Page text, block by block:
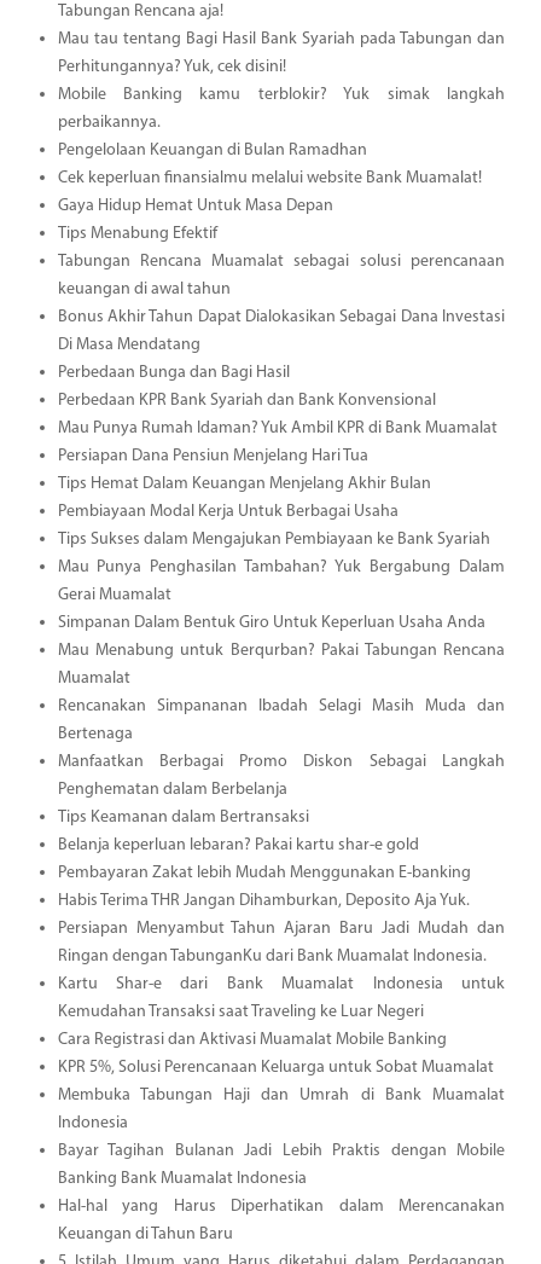
Tabungan Rencana aja!
Mau tau tentang Bagi Hasil Bank Syariah pada Tabungan dan
Perhitungannya? Yuk, cek disini!
Mobile Banking kamu terblokir? Yuk simak langkah
perbaikannya.
Pengelolaan Keuangan di Bulan Ramadhan
Cek keperluan finansialmu melalui website Bank Muamalat!
Gaya Hidup Hemat Untuk Masa Depan
Tips Menabung Efektif
Tabungan Rencana Muamalat sebagai solusi perencanaan
keuangan di awal tahun
Bonus Akhir Tahun Dapat Dialokasikan Sebagai Dana Investasi
Di Masa Mendatang
Perbedaan Bunga dan Bagi Hasil
Perbedaan KPR Bank Syariah dan Bank Konvensional
Mau Punya Rumah Idaman? Yuk Ambil KPR di Bank Muamalat
Persiapan Dana Pensiun Menjelang Hari Tua
Tips Hemat Dalam Keuangan Menjelang Akhir Bulan
Pembiayaan Modal Kerja Untuk Berbagai Usaha
Tips Sukses dalam Mengajukan Pembiayaan ke Bank Syariah
Mau Punya Penghasilan Tambahan? Yuk Bergabung Dalam
Gerai Muamalat
Simpanan Dalam Bentuk Giro Untuk Keperluan Usaha Anda
Mau Menabung untuk Berqurban? Pakai Tabungan Rencana
Muamalat
Rencanakan Simpananan Ibadah Selagi Masih Muda dan
Bertenaga
Manfaatkan Berbagai Promo Diskon Sebagai Langkah
Penghematan dalam Berbelanja
Tips Keamanan dalam Bertransaksi
Belanja keperluan lebaran? Pakai kartu shar-e gold
Pembayaran Zakat lebih Mudah Menggunakan E-banking
Habis Terima THR Jangan Dihamburkan, Deposito Aja Yuk.
Persiapan Menyambut Tahun Ajaran Baru Jadi Mudah dan
Ringan dengan TabunganKu dari Bank Muamalat Indonesia.
Kartu Shar-e dari Bank Muamalat Indonesia untuk
Kemudahan Transaksi saat Traveling ke Luar Negeri
Cara Registrasi dan Aktivasi Muamalat Mobile Banking
KPR 5%, Solusi Perencanaan Keluarga untuk Sobat Muamalat
Membuka Tabungan Haji dan Umrah di Bank Muamalat
Indonesia
Bayar Tagihan Bulanan Jadi Lebih Praktis dengan Mobile
Banking Bank Muamalat Indonesia
Hal-hal yang Harus Diperhatikan dalam Merencanakan
Keuangan di Tahun Baru